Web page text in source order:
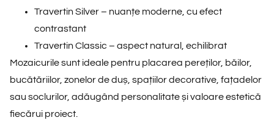
Travertin Silver – nuanțe moderne, cu efect
contrastant
Travertin Classic – aspect natural, echilibrat
Mozaicurile sunt ideale pentru placarea pereților, băilor,
bucătăriilor, zonelor de duș, spațiilor decorative, fațadelor
sau soclurilor, adăugând personalitate și valoare estetică
fiecărui proiect.